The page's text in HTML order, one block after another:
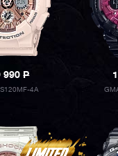
990P
4A